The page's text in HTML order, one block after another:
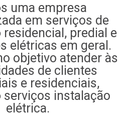
uma empresa
em serviços de
predial e
elétricas em geral.
objetivo atender às
de clientes
e residenciais,
serviços instalação
elétrica.